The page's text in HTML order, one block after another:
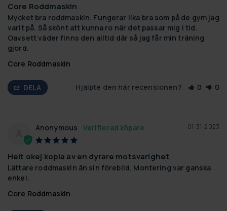
Core Roddmaskin
Mycket bra roddmaskin. Fungerar lika bra som på de gym jag
varit på. Så skönt att kunna ro när det passar mig i tid.
Oavsett väder finns den alltid där så jag får min träning
gjord.
Core Roddmaskin
DELA Hjälpte den här recensionen? 0 0
01-31-2023
Anonymous
Helt okej kopia av en dyrare motsvarighet
Lättare roddmaskin än sin förebild. Montering var ganska
enkel.
Core Roddmaskin